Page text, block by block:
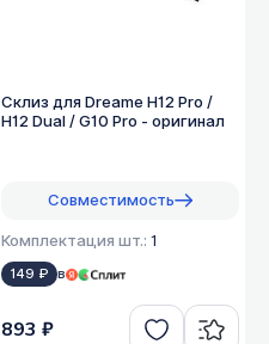
Склиз для Dreame H12 Pro /
H12 Dual / G10 Pro - оригинал
Совместимость
Комплектация шт.: 1
149 ₽ в
893 ₽